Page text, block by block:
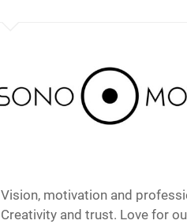
Vision, motivation and
Creativity and trust. Love for